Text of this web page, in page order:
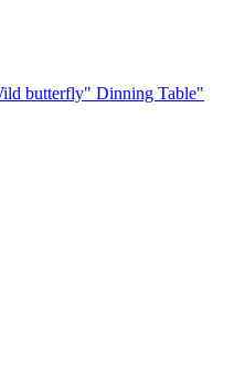
butterfly" Dinning Table"